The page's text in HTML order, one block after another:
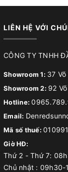
LIÊN HỆ VỚI
CÔNG TY TNHH
Showroom 1: 37
Showroom 2: 92
Hotline:
Email:
Mã số thuế:
Giờ HĐ:
Thứ 2 - Thứ 7:
Chủ nhật : 09h30-